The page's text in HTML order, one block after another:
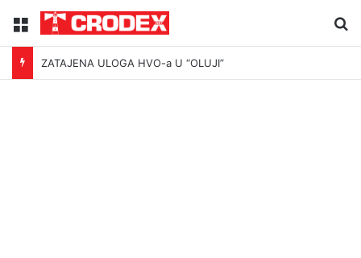
Menu
ZATAJENA ULOGA HVO-a U “OLUJI”